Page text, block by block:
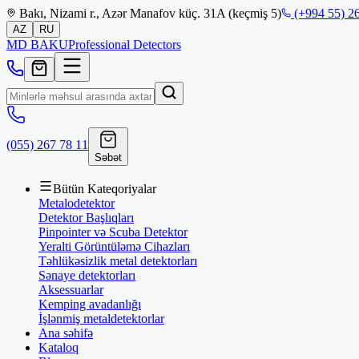
Bakı, Nizami r., Azər Manafov küç. 31A (keçmiş 5) (+994 55)
AZ RU
MD BAKUProfessional Detectors
(055) 267 78 11
Səbət
Bütün Kateqoriyalar
Metalodetektor
Detektor Başlıqları
Pinpointer və Scuba Detektor
Yeralti Görüntüləmə Cihazları
Təhlükəsizlik metal detektorları
Sənaye detektorları
Aksessuarlar
Kemping avadanlığı
İşlənmiş metaldetektorlar
Ana səhifə
Kataloq